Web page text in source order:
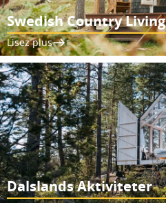
Swedish Country Living
Lisez plus
Dalslands Aktiviteter